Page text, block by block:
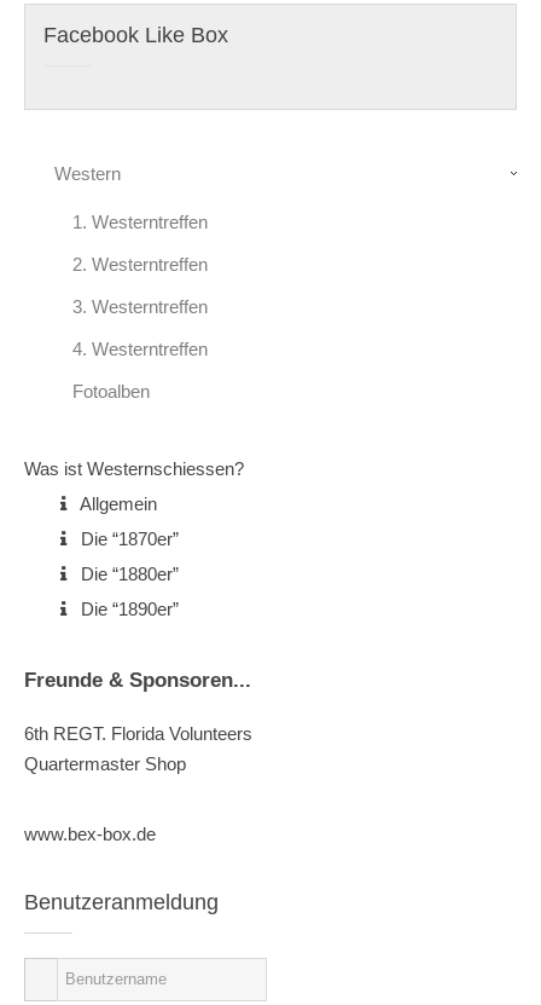
Facebook Like Box
Western
1. Westerntreffen
2. Westerntreffen
3. Westerntreffen
4. Westerntreffen
Fotoalben
Was ist Westernschiessen?
Allgemein
Die “1870er”
Die “1880er”
Die “1890er”
Freunde & Sponsoren...
6th REGT. Florida Volunteers
Quartermaster Shop
www.bex-box.de
Benutzeranmeldung